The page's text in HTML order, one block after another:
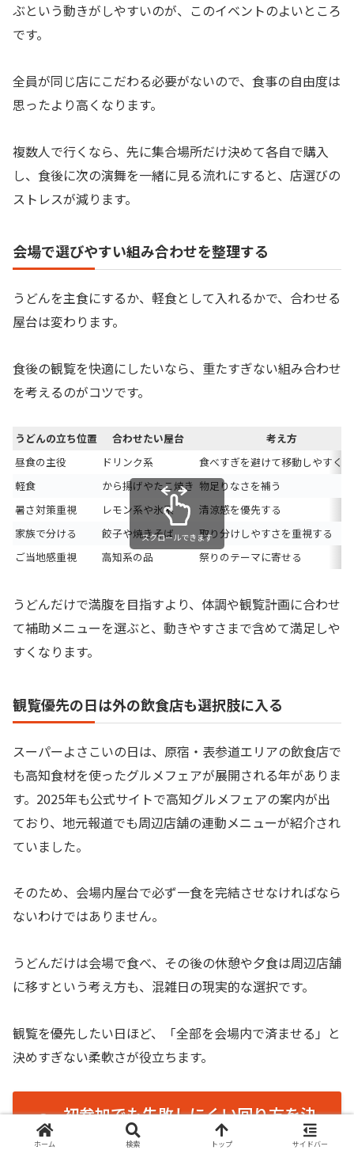
ぶという動きがしやすいのが、このイベントのよいところ
です。
全員が同じ店にこだわる必要がないので、食事の自由度は
思ったより高くなります。
複数人で行くなら、先に集合場所だけ決めて各自で購入
し、食後に次の演舞を一緒に見る流れにすると、店選びの
ストレスが減ります。
会場で選びやすい組み合わせを整理する
うどんを主食にするか、軽食として入れるかで、合わせる
屋台は変わります。
食後の観覧を快適にしたいなら、重たすぎない組み合わせ
を考えるのがコツです。
うどんの立ち位置 合わせたい屋台
考え方
昼食の主役
ドリンク系
食べすぎを避けて移動しやすく
軽食
から揚げやたこ焼き 物足りなさを補う
暑さ対策重視
レモン系や氷系
清涼感を優先する
家族で分ける
餃子や焼きそば
取り分けしやすさを重視する
ご当地感重視
高知系の品 祭りのテーマに寄せる
スクロールできます
うどんだけで満腹を目指すより、体調や観覧計画に合わせ
て補助メニューを選ぶと、動きやすさまで含めて満足しや
すくなります。
観覧優先の日は外の飲食店も選択肢に入る
スーパーよさこいの日は、原宿・表参道エリアの飲食店で
も高知食材を使ったグルメフェアが展開される年がありま
す。2025年も公式サイトで高知グルメフェアの案内が出
ており、地元報道でも周辺店舗の連動メニューが紹介され
ていました。
そのため、会場内屋台で必ず一食を完結させなければなら
ないわけではありません。
うどんだけは会場で食べ、その後の休憩や夕食は周辺店舗
に移すという考え方も、混雑日の現実的な選択です。
観覧を優先したい日ほど、「全部を会場内で済ませる」と
決めすぎない柔軟さが役立ちます。
初参加でも失敗しにくい回り方を決
ホーム 検索 トップ サイドバー